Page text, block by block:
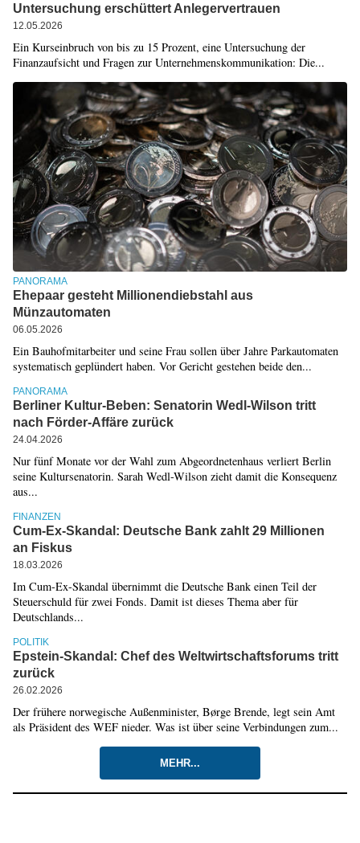
Untersuchung erschüttert Anlegervertrauen
12.05.2026
Ein Kurseinbruch von bis zu 15 Prozent, eine Untersuchung der
Finanzaufsicht und Fragen zur Unternehmenskommunikation: Die...
PANORAMA
Ehepaar gesteht Millionendiebstahl aus
Münzautomaten
06.05.2026
Ein Bauhofmitarbeiter und seine Frau sollen über Jahre Parkautomaten
systematisch geplündert haben. Vor Gericht gestehen beide den...
PANORAMA
Berliner Kultur-Beben: Senatorin Wedl-Wilson tritt
nach Förder-Affäre zurück
24.04.2026
Nur fünf Monate vor der Wahl zum Abgeordnetenhaus verliert Berlin
seine Kultursenatorin. Sarah Wedl-Wilson zieht damit die Konsequenz
aus...
FINANZEN
Cum-Ex-Skandal: Deutsche Bank zahlt 29 Millionen
an Fiskus
18.03.2026
Im Cum-Ex-Skandal übernimmt die Deutsche Bank einen Teil der
Steuerschuld für zwei Fonds. Damit ist dieses Thema aber für
Deutschlands...
POLITIK
Epstein-Skandal: Chef des Weltwirtschaftsforums tritt
zurück
26.02.2026
Der frühere norwegische Außenminister, Børge Brende, legt sein Amt
als Präsident des WEF nieder. Was ist über seine Verbindungen zum...
MEHR...